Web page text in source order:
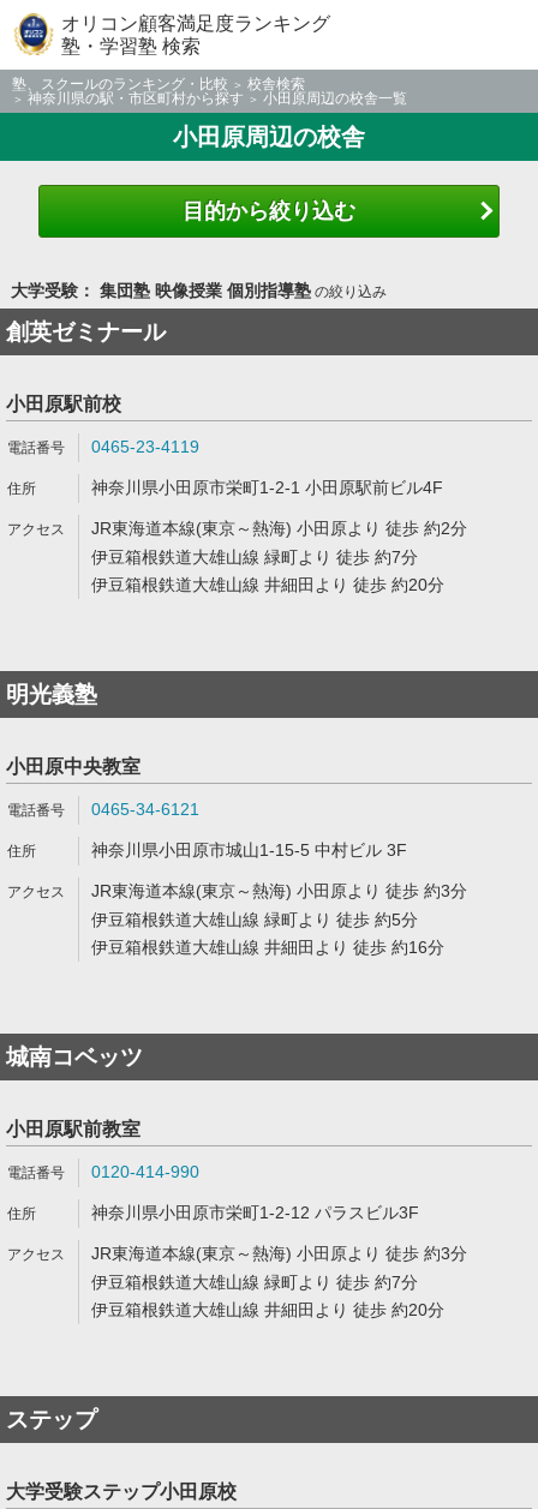
オリコン顧客満足度ランキング
塾・学習塾 検索
塾、スクールのランキング・比較
校舎検索
神奈川県の駅・市区町村から探す
小田原周辺の校舎一覧
小田原周辺の校舎
目的から絞り込む
大学受験： 集団塾 映像授業 個別指導塾の絞り込み
創英ゼミナール
小田原駅前校
0465-23-4119
神奈川県小田原市栄町1-2-1 小田原駅前ビル4F
JR東海道本線(東京～熱海) 小田原より 徒歩 約2分
伊豆箱根鉄道大雄山線 緑町より 徒歩 約7分
伊豆箱根鉄道大雄山線 井細田より 徒歩 約20分
明光義塾
小田原中央教室
0465-34-6121
神奈川県小田原市城山1-15-5 中村ビル 3F
JR東海道本線(東京～熱海) 小田原より 徒歩 約3分
伊豆箱根鉄道大雄山線 緑町より 徒歩 約5分
伊豆箱根鉄道大雄山線 井細田より 徒歩 約16分
城南コベッツ
小田原駅前教室
0120-414-990
神奈川県小田原市栄町1-2-12 パラスビル3F
JR東海道本線(東京～熱海) 小田原より 徒歩 約3分
伊豆箱根鉄道大雄山線 緑町より 徒歩 約7分
伊豆箱根鉄道大雄山線 井細田より 徒歩 約20分
ステップ
大学受験ステップ小田原校